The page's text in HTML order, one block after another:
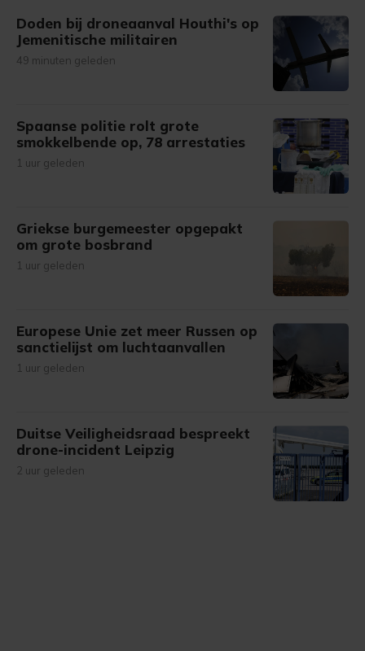
Doden bij droneaanval Houthi's op
Jemenitische militairen
49 minuten geleden
Spaanse politie rolt grote
smokkelbende op, 78 arrestaties
1 uur geleden
Griekse burgemeester opgepakt
om grote bosbrand
1 uur geleden
Europese Unie zet meer Russen op
sanctielijst om luchtaanvallen
1 uur geleden
Duitse Veiligheidsraad bespreekt
drone-incident Leipzig
2 uur geleden